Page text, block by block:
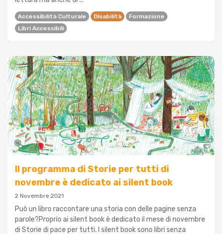
Accessibilità Culturale Disabilità
Formazione
Libri Accessibili
Il programma di Storie per tutti di
novembre è dedicato ai silent book
2 Novembre 2021
Può un libro raccontare una storia con delle pagine senza
parole?Proprio ai silent book è dedicato il mese di novembre
di Storie di pace per tutti. I silent book sono libri senza